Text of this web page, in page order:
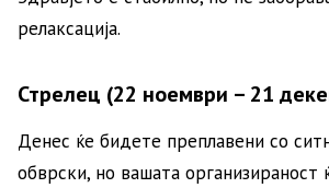
релаксација.
Стрелец (22 ноември – 21
Денес ќе бидете преплавени со
обврски, но вашата организираност